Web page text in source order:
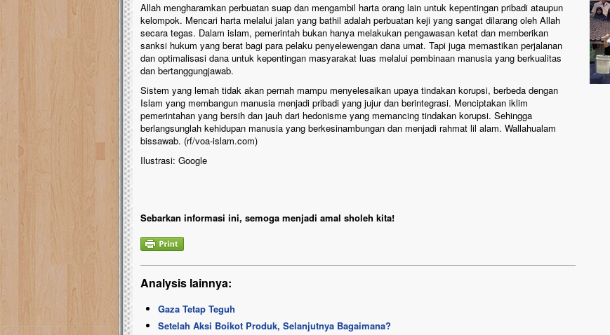
Allah mengharamkan perbuatan suap dan mengambil harta orang lain untuk kepentingan pribadi ataupun
kelompok. Mencari harta melalui jalan yang bathil adalah perbuatan keji yang sangat dilarang oleh Allah
secara tegas. Dalam islam, pemerintah bukan hanya melakukan pengawasan ketat dan memberikan
sanksi hukum yang berat bagi para pelaku penyelewengan dana umat. Tapi juga memastikan perjalanan
dan optimalisasi dana untuk kepentingan masyarakat luas melalui pembinaan manusia yang berkualitas
dan bertanggungjawab.
Sistem yang lemah tidak akan pernah mampu menyelesaikan upaya tindakan korupsi, berbeda dengan
Islam yang membangun manusia menjadi pribadi yang jujur dan berintegrasi. Menciptakan iklim
pemerintahan yang bersih dan jauh dari hedonisme yang memancing tindakan korupsi. Sehingga
berlangsunglah kehidupan manusia yang berkesinambungan dan menjadi rahmat lil alam. Wallahualam
bissawab. (rf/voa-islam.com)
Ilustrasi: Google
Sebarkan informasi ini, semoga menjadi amal sholeh kita!
Analysis lainnya:
Gaza Tetap Teguh
Setelah Aksi Boikot Produk, Selanjutnya Bagaimana?